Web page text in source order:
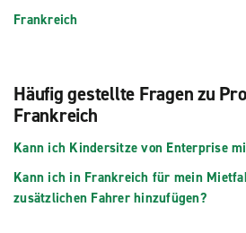
Frankreich
Häufig gestellte Fragen zu
Frankreich
Kann ich Kindersitze von Enterprise
Kann ich in Frankreich für mein
zusätzlichen Fahrer hinzufügen?